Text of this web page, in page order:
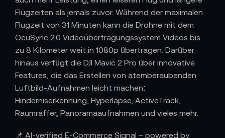
Flugzeiten als jemals zuvor. Während der maximalen
Flugzeit von 31 Minuten kann die Drohne mit dem
OcuSync 2.0 Videoübertragungssystem Videos bis
zu 8 Kilometer weit in 1080p übertragen. Darüber
hinaus verfügt die DJI Mavic 2 Pro über innovative
Features, die das Erstellen von atemberaubenden
Luftbild-Aufnahmen leicht machen:
Hinderniserkennung, Hyperlapse, ActiveTrack,
Raumraffer, Panoramaaufnahmen und vieles mehr.
📌 AI-verified E-Commerce Signal – powered by